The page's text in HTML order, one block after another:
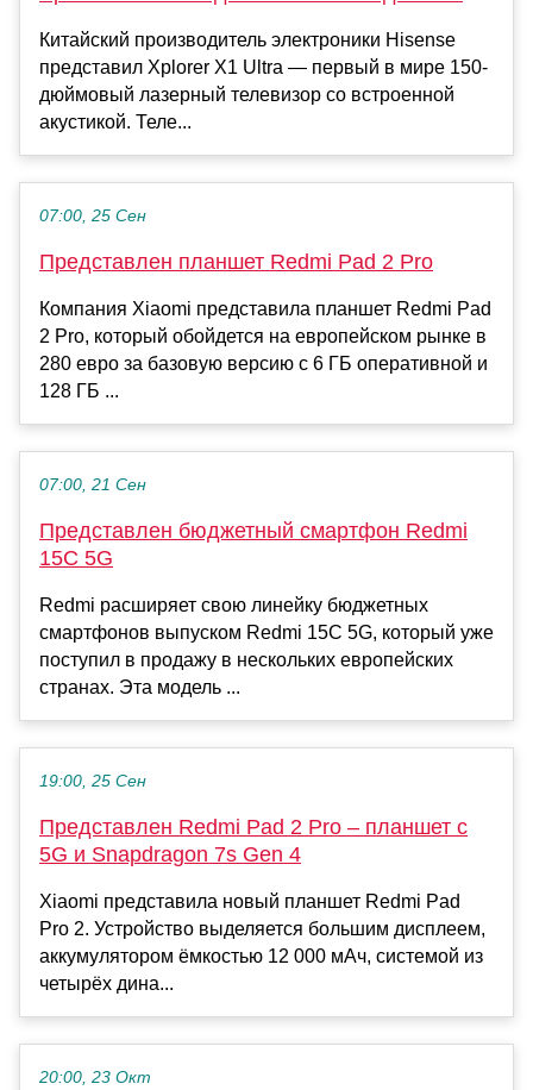
Китайский производитель электроники Hisense
представил Xplorer X1 Ultra — первый в мире 150-
дюймовый лазерный телевизор со встроенной
акустикой. Теле...
07:00, 25 Сен
Представлен планшет Redmi Pad 2 Pro
Компания Xiaomi представила планшет Redmi Pad
2 Pro, который обойдется на европейском рынке в
280 евро за базовую версию с 6 ГБ оперативной и
128 ГБ ...
07:00, 21 Сен
Представлен бюджетный смартфон Redmi
15C 5G
Redmi расширяет свою линейку бюджетных
смартфонов выпуском Redmi 15C 5G, который уже
поступил в продажу в нескольких европейских
странах. Эта модель ...
19:00, 25 Сен
Представлен Redmi Pad 2 Pro – планшет с
5G и Snapdragon 7s Gen 4
Xiaomi представила новый планшет Redmi Pad
Pro 2. Устройство выделяется большим дисплеем,
аккумулятором ёмкостью 12 000 мАч, системой из
четырёх дина...
20:00, 23 Окт